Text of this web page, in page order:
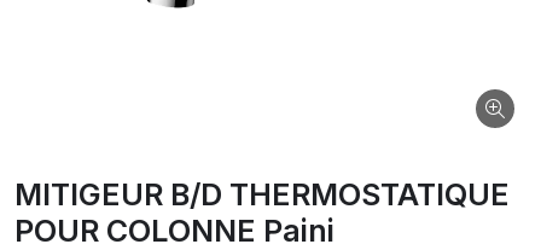
MITIGEUR B/D THERMOSTATIQUE
POUR COLONNE Paini